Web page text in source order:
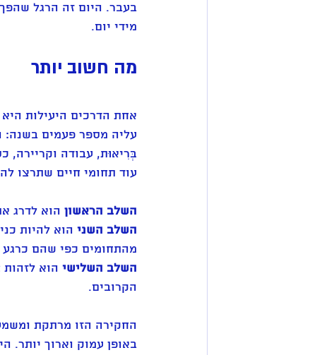
בעבר. היום זה הרגל
מידי יום.
מה חשוב יותר
אחת הדרכים היעילות
עליה מספר פעמים בשנה:
בְּרִיאוּת, עבודה
עוד תחומי חיים שתרצו
השלב הראשון הוא לדרג
השלב השני הוא להיות
מהתחומים כפי שהם כרגע – בין
השלב השלישי
הקרובים.
החקירה הזו מרתקת
באופן עמוק וארוך יותר.